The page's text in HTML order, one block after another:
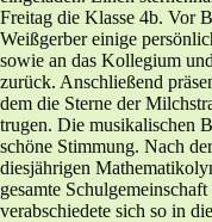
Freitag die Klasse 4b. Vor
Weißgerber einige
sowie an das Kollegium
zurück. Anschließend
dem die Sterne der
trugen. Die musikalischen
schöne Stimmung. Nach
diesjährigen
gesamte
verabschiedete sich so in